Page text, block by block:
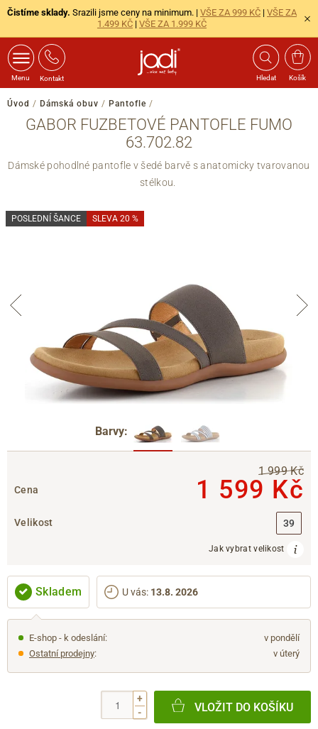
Čistíme sklady. Srazili jsme ceny na minimum. | VŠE ZA 999 KČ | VŠE ZA
1.499 KČ | VŠE ZA 1.999 KČ
Menu Kontakt Hledat Košík
Úvod / Dámská obuv / Pantofle /
GABOR FUZBETOVÉ PANTOFLE FUMO
63.702.82
Dámské pohodlné pantofle v šedé barvě s anatomicky tvarovanou
stélkou.
POSLEDNÍ ŠANCE SLEVA 20 %
Barvy:
Cena
1 999 Kč
1 599 Kč
Velikost 39
Jak vybrat velikost
Skladem U vás: 13.8. 2026
E-shop - k odeslání:
v pondělí
Ostatní prodejny: v úterý
+
-
VLOŽIT DO KOŠÍKU